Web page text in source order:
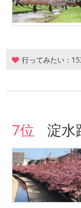
行ってみたい：
7位 淀水